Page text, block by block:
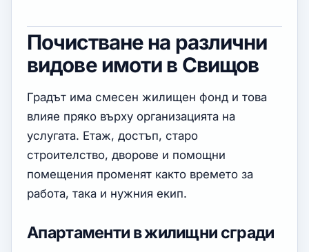
Почистване на различни
видове имоти в Свищов
Градът има смесен жилищен фонд и това
влияе пряко върху организацията на
услугата. Етаж, достъп, старо
строителство, дворове и помощни
помещения променят както времето за
работа, така и нужния екип.
Апартаменти в жилищни сгради